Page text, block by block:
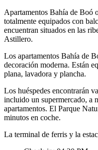
Apartamentos Bahía de Boó
totalmente equipados con
encuentran situados en las
Astillero.
Los apartamentos Bahía de
decoración moderna. Están
plana, lavadora y plancha.
Los huéspedes encontrarán
incluido un supermercado, a
apartamentos. El Parque
minutos en coche.
La terminal de ferris y la